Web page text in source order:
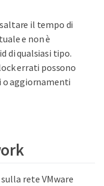
il tempo di
e non è
di qualsiasi tipo.
errati possono
o aggiornamenti
rete VMware